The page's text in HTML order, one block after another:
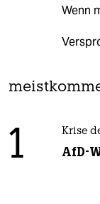
Wenn
1 Krise
AfD-